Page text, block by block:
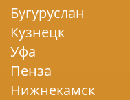
Бугуруслан
Кузнецк
Уфа
Пенза
Нижнекамск